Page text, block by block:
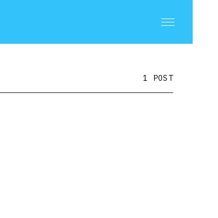
1 POST